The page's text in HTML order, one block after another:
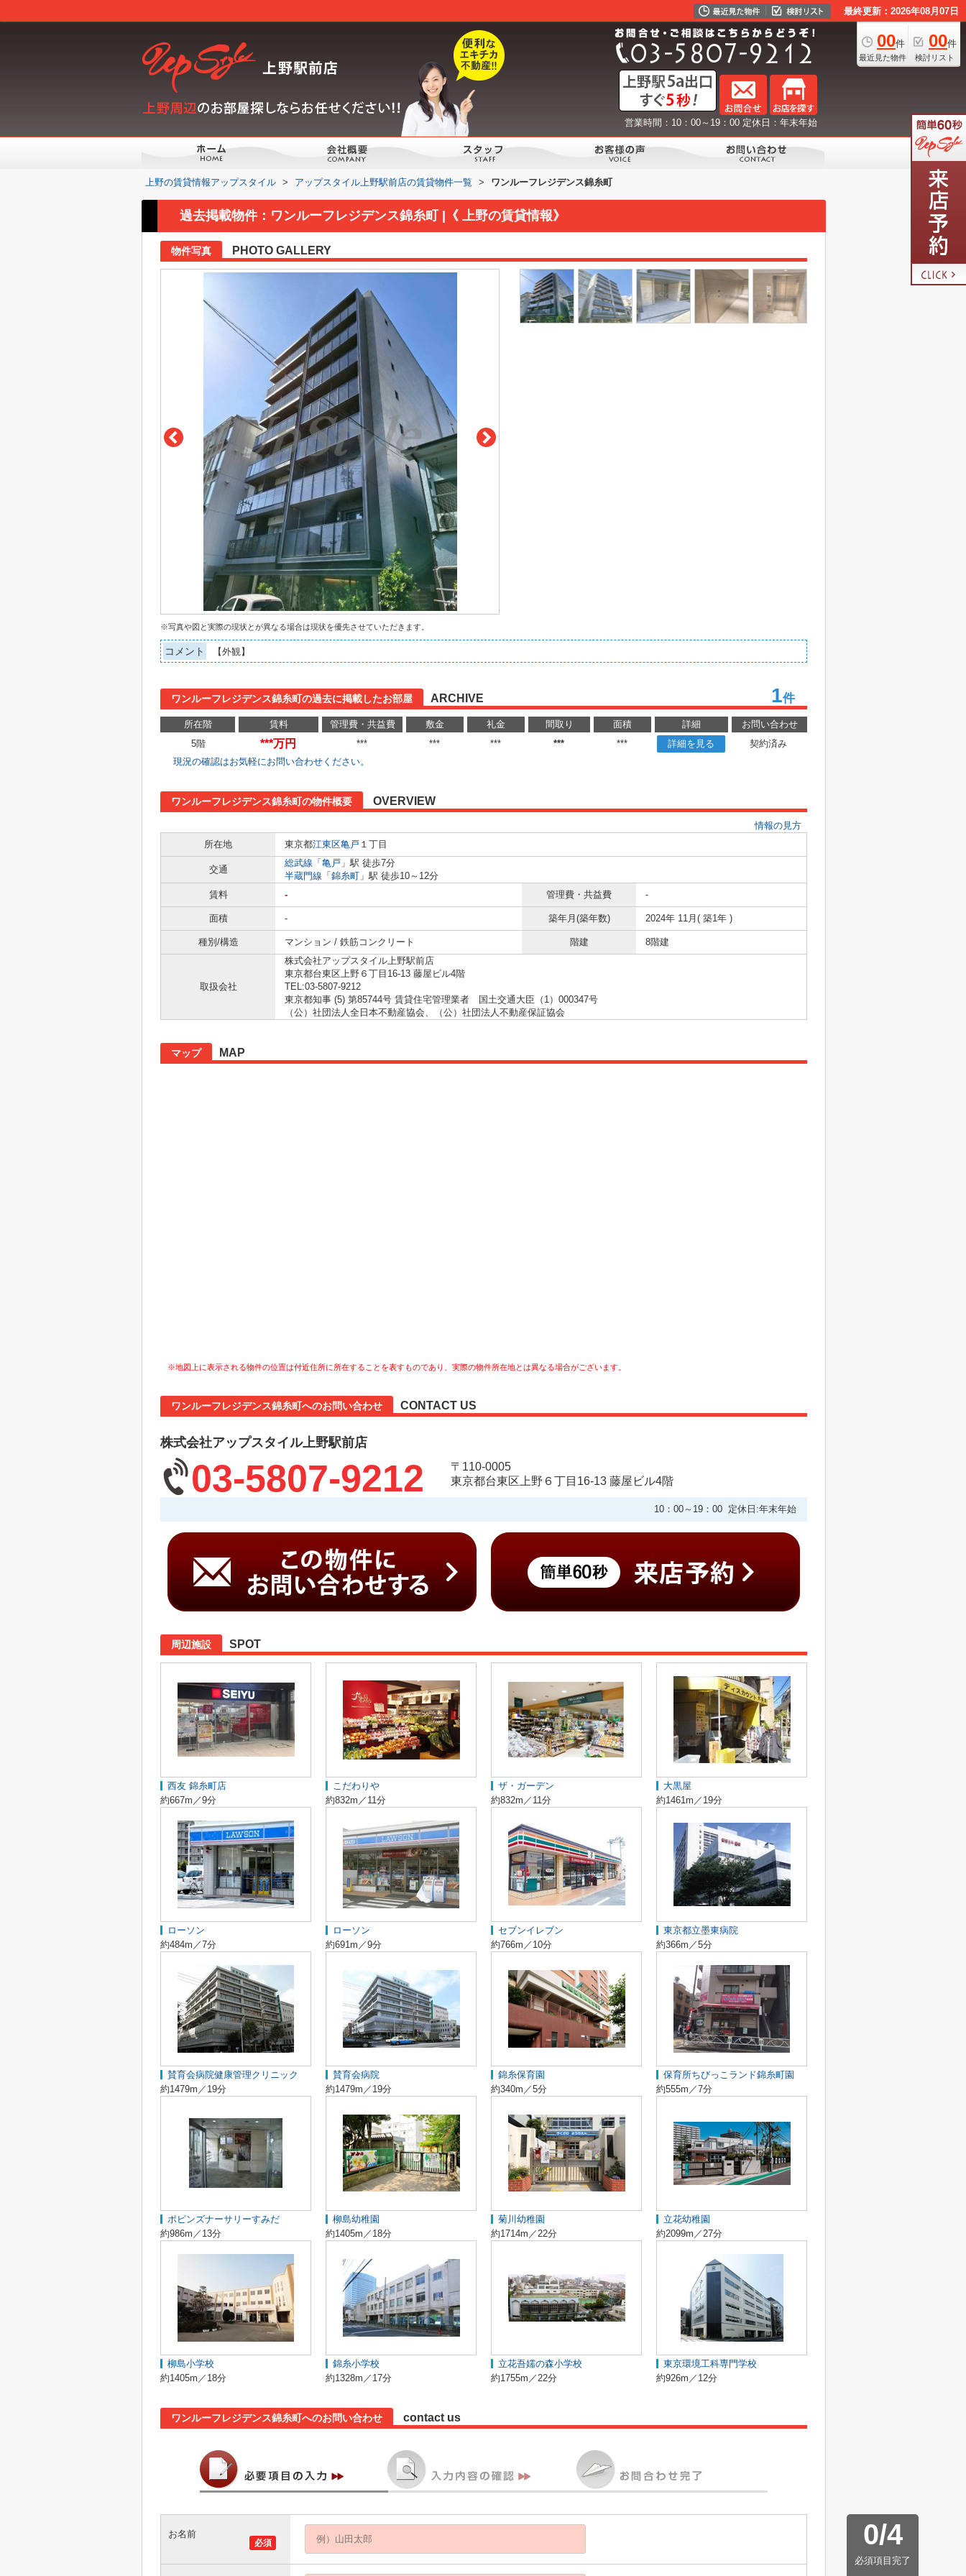
最終更新：2026年08月07日
00件
最近見た物件
00件
検討リスト
営業時間：10：00～19：00 定休日：年末年始
上野の賃貸情報アップスタイル > アップスタイル上野駅前店の賃貸物件一覧 > ワンルーフレジデンス錦糸町
過去掲載物件：ワンルーフレジデンス錦糸町 |《 上野の賃貸情報》
物件写真 PHOTO GALLERY
※写真や図と実際の現状とが異なる場合は現状を優先させていただきます。
コメント 【外観】
ワンルーフレジデンス錦糸町の過去に掲載したお部屋 ARCHIVE 1件
所在階 賃料 管理費・共益費 敷金 礼金 間取り 面積 詳細
お問い合わせ
5階
***万円 *** *** *** *** *** 詳細を見る
契約済み
現況の確認はお気軽にお問い合わせください。
ワンルーフレジデンス錦糸町の物件概要 OVERVIEW
情報の見方
所在地
東京都江東区亀戸 １丁目
交通
総武線 「 亀戸 」駅 徒歩7分
半蔵門線 「 錦糸町 」駅 徒歩10～12分
賃料
- 管理費・共益費 -
面積 - 築年月(築年数) 2024年 11月( 築1年 )
種別/構造 マンション / 鉄筋コンクリート 階建 8階建
取扱会社
株式会社アップスタイル上野駅前店
東京都台東区上野６丁目16-13 藤屋ビル4階
TEL:03-5807-9212
東京都知事 (5) 第85744号 賃貸住宅管理業者 国土交通大臣（1）000347号
（公）社団法人全日本不動産協会、（公）社団法人不動産保証協会
マップ MAP
※地図上に表示される物件の位置は付近住所に所在することを表すものであり、実際の物件所在地とは異なる場合がございます。
ワンルーフレジデンス錦糸町へのお問い合わせ CONTACT US
株式会社アップスタイル上野駅前店
03-5807-9212
〒110-0005
東京都台東区上野６丁目16-13 藤屋ビル4階
10：00～19：00 定休日:年末年始
周辺施設 SPOT
西友 錦糸町店
約667m／9分
こだわりや
約832m／11分
ザ・ガーデン
約832m／11分
大黒屋
約1461m／19分
ローソン
約484m／7分
ローソン
約691m／9分
セブンイレブン
約766m／10分
東京都立墨東病院
約366m／5分
賛育会病院健康管理クリニック
約1479m／19分
賛育会病院
約1479m／19分
錦糸保育園
約340m／5分
保育所ちびっこランド錦糸町園
約555m／7分
ポピンズナーサリーすみだ
約986m／13分
柳島幼稚園
約1405m／18分
菊川幼稚園
約1714m／22分
立花幼稚園
約2099m／27分
柳島小学校
約1405m／18分
錦糸小学校
約1328m／17分
立花吾嬬の森小学校
約1755m／22分
東京環境工科専門学校
約926m／12分
ワンルーフレジデンス錦糸町へのお問い合わせ contact us
0/4
必須項目完了
必須
お名前